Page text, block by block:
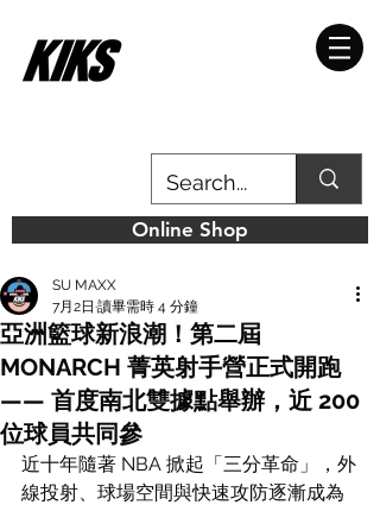
Online Shop
亞洲籃球新浪潮！第二屆
MONARCH 菁英射手營正式開跑
—— 首度南北雙據點舉辦，近 200
位球員共同參
SU MAXX
7月2日 讀畢需時 4 分鐘
近十年隨著 NBA 掀起「三分革命」，外
線投射、球場空間與快速攻防逐漸成為